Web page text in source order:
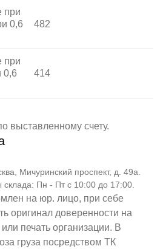
при
0,6
482
при
0,6
414
выставленному счету.
Мичуринский проспект, д. 49а.
склада: Пн - Пт с 10:00 до 17:00.
на юр. лицо, при себе
оригинал доверенности на
печать организации. В
груза посредством ТК